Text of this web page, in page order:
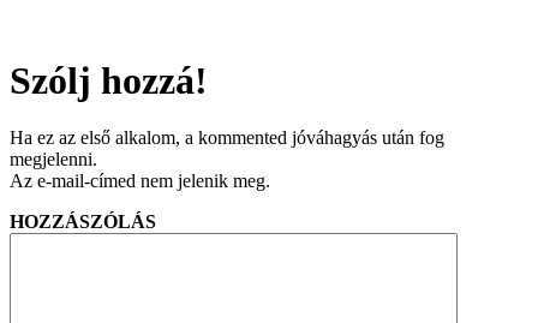
Szólj hozzá!
Ha ez az első alkalom, a kommented jóváhagyás után fog
megjelenni.
Az e-mail-címed nem jelenik meg.
HOZZÁSZÓLÁS